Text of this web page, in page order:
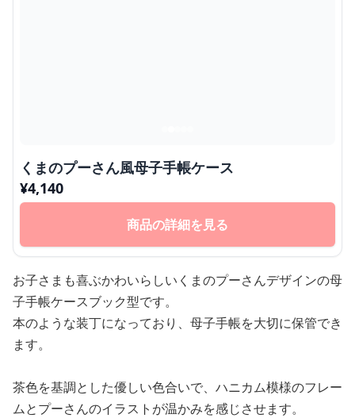
くまのプーさん風母子手帳ケース
¥4,140
商品の詳細を見る
お子さまも喜ぶかわいらしいくまのプーさんデザインの母
子手帳ケースブック型です。
本のような装丁になっており、母子手帳を大切に保管でき
ます。
茶色を基調とした優しい色合いで、ハニカム模様のフレー
ムとプーさんのイラストが温かみを感じさせます。